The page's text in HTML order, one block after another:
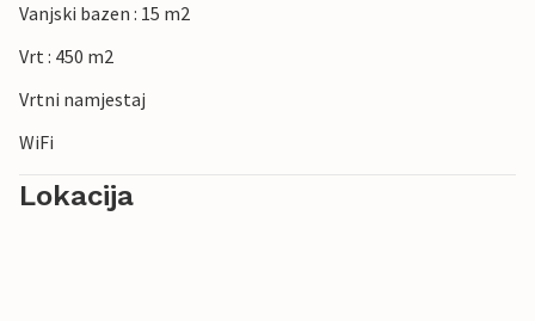
Vanjski bazen : 15 m2
Vrt : 450 m2
Vrtni namjestaj
WiFi
Lokacija